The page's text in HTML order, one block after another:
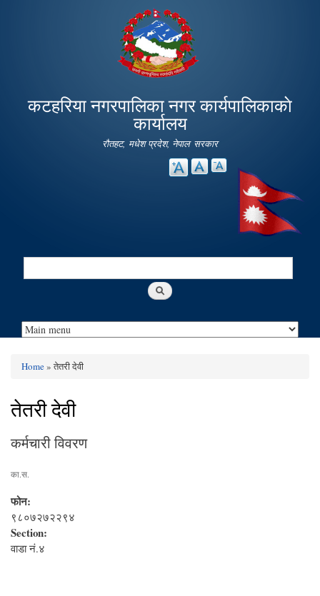
main
content
कटहरिया नगरपालिका नगर कार्यपालिकाकाे
कार्यालय
रौतहट, मधेश प्रदेश, नेपाल सरकार
Search
Home» तेतरी देवी
तेतरी देवी
कर्मचारी विवरण
का.स.
फोन:
९८०७२७२२९४
Section:
वाडा नं.४